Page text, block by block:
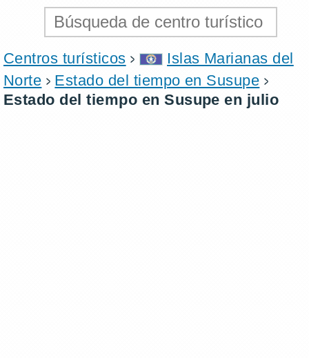
Centros turísticos
Islas Marianas del
Norte
Estado del tiempo en Susupe
Estado del tiempo en Susupe en julio